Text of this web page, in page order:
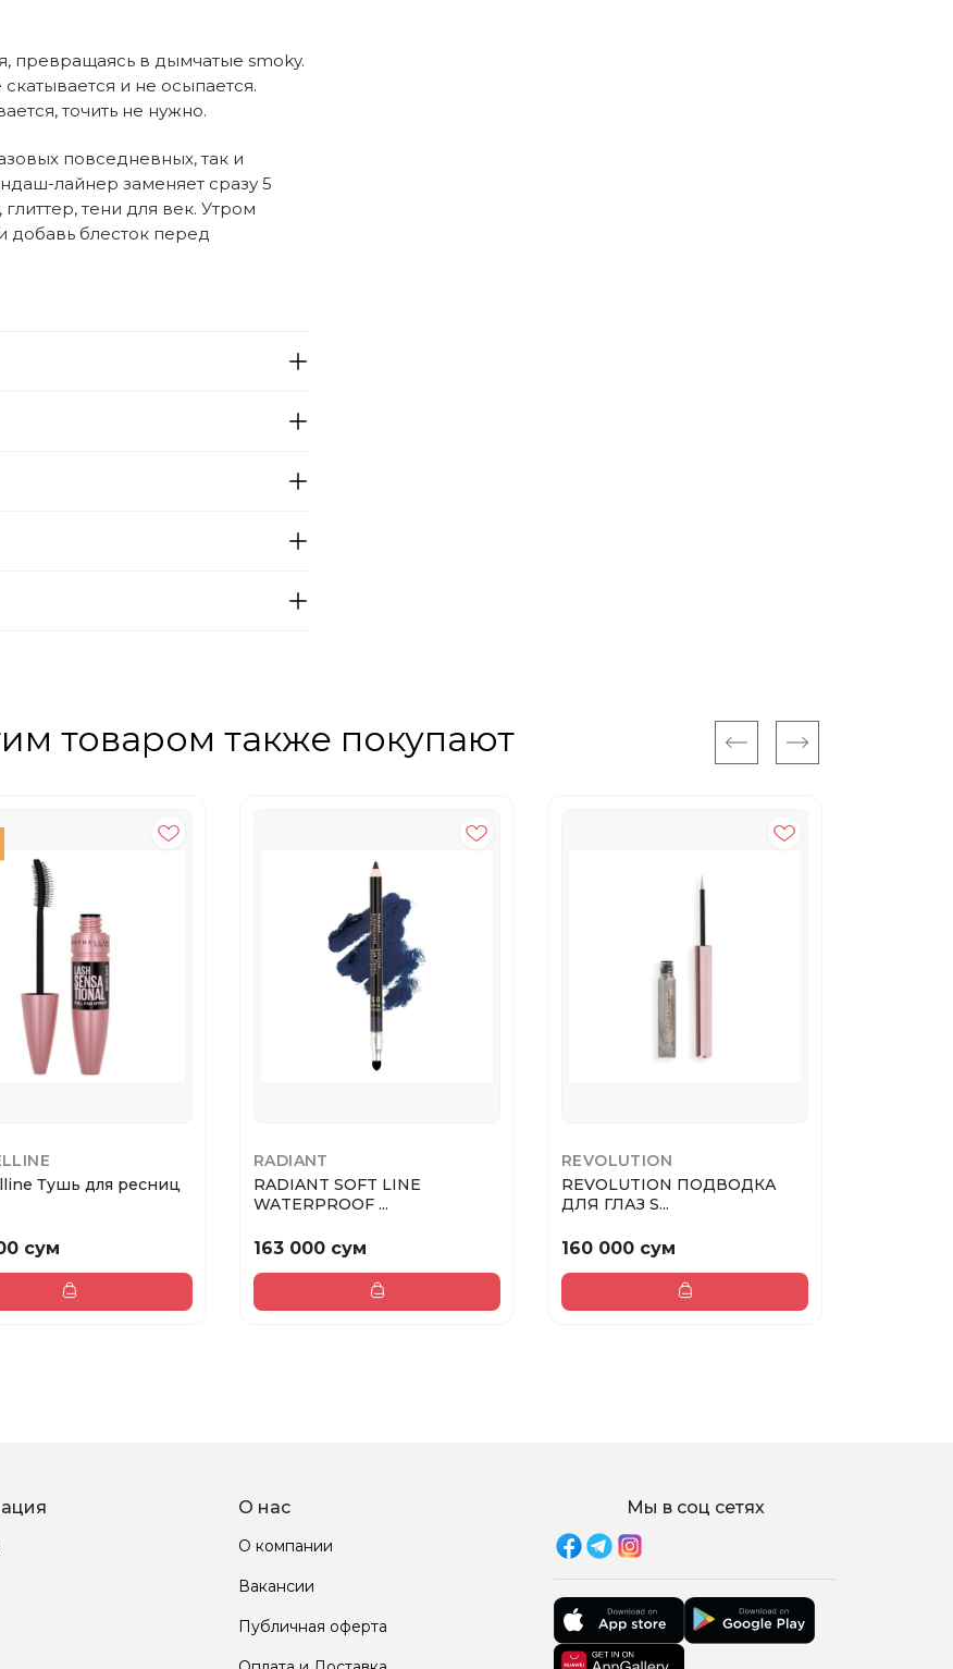
превращаясь в дымчатые smoky.
и не осыпается.
точить не нужно.
повседневных, так и
лайнер заменяет сразу 5
тени для век. Утром
добавь блесток перед
товаром также покупают
Тушь для ресниц
сум
RADIANT
RADIANT SOFT LINE
WATERPROOF ...
163 000 сум
REVOLUTION
REVOLUTION ПОДВОДКА
ДЛЯ ГЛАЗ S...
160 000 сум
О нас
О компании
Вакансии
Публичная оферта
Мы в соц сетях